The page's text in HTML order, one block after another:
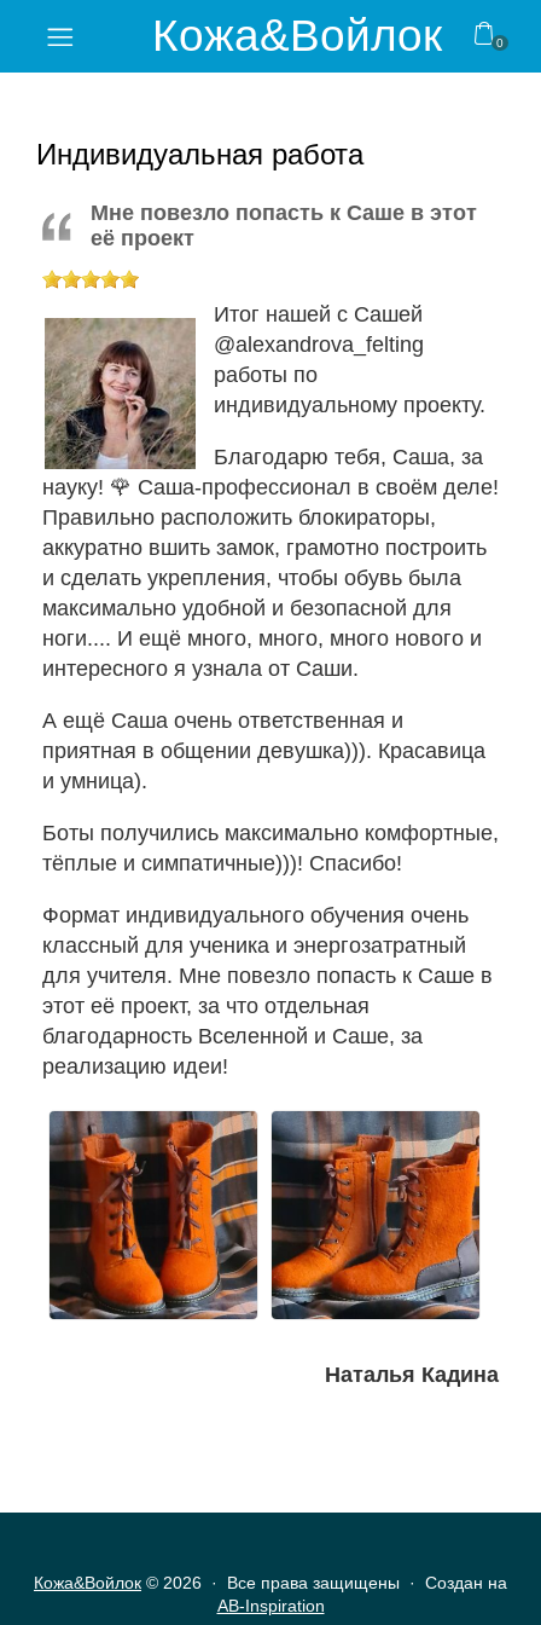
Home
мастер-
классы
Личный
кабинет
Отзывы
Блог
Магазин
Контакты
Условия
получения
и
возврата
Правовая
информация
Карта
сайта
Кожа&Войлок 0
Индивидуальная работа
Мне повезло попасть к Саше в этот
её проект
Итог нашей с Сашей
@alexandrova_felting
работы по
индивидуальному проекту.
Благодарю тебя, Саша, за
науку! 🌹 Саша-профессионал в своём деле!
Правильно расположить блокираторы,
аккуратно вшить замок, грамотно построить
и сделать укрепления, чтобы обувь была
максимально удобной и безопасной для
ноги.... И ещё много, много, много нового и
интересного я узнала от Саши.
А ещё Саша очень ответственная и
приятная в общении девушка))). Красавица
и умница).
Боты получились максимально комфортные,
тёплые и симпатичные)))! Спасибо!
Формат индивидуального обучения очень
классный для ученика и энергозатратный
для учителя. Мне повезло попасть к Саше в
этот её проект, за что отдельная
благодарность Вселенной и Саше, за
реализацию идеи!
Наталья Кадина
Кожа&Войлок © 2026 · Все права защищены · Создан на
AB-Inspiration